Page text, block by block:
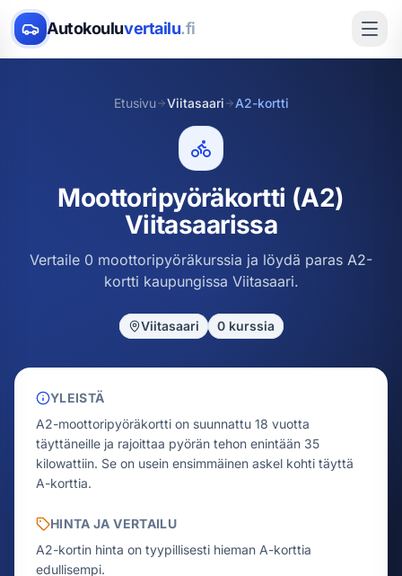
Autokouluvertailu.fi
Etusivu Viitasaari A2-kortti
Moottoripyöräkortti (A2)
Viitasaarissa
Vertaile 0 moottoripyöräkurssia ja löydä paras A2-
kortti kaupungissa Viitasaari.
Viitasaari 0kurssia
YLEISTÄ
A2-moottoripyöräkortti on suunnattu 18 vuotta
täyttäneille ja rajoittaa pyörän tehon enintään 35
kilowattiin. Se on usein ensimmäinen askel kohti täyttä
A-korttia.
HINTA JA VERTAILU
A2-kortin hinta on tyypillisesti hieman A-korttia
edullisempi.